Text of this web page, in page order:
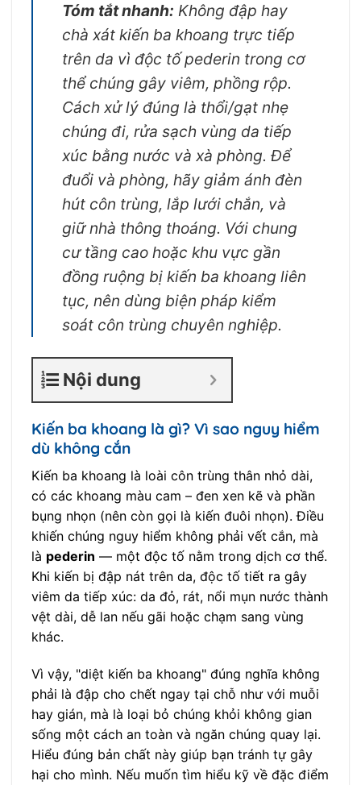
Tóm tắt nhanh: Không đập hay
chà xát kiến ba khoang trực tiếp
trên da vì độc tố pederin trong cơ
thể chúng gây viêm, phồng rộp.
Cách xử lý đúng là thổi/gạt nhẹ
chúng đi, rửa sạch vùng da tiếp
xúc bằng nước và xà phòng. Để
đuổi và phòng, hãy giảm ánh đèn
hút côn trùng, lắp lưới chắn, và
giữ nhà thông thoáng. Với chung
cư tầng cao hoặc khu vực gần
đồng ruộng bị kiến ba khoang liên
tục, nên dùng biện pháp kiểm
soát côn trùng chuyên nghiệp.
Nội dung
Kiến ba khoang là gì? Vì sao nguy hiểm
dù không cắn
Kiến ba khoang là loài côn trùng thân nhỏ dài,
có các khoang màu cam – đen xen kẽ và phần
bụng nhọn (nên còn gọi là kiến đuôi nhọn). Điều
khiến chúng nguy hiểm không phải vết cắn, mà
là pederin — một độc tố nằm trong dịch cơ thể.
Khi kiến bị đập nát trên da, độc tố tiết ra gây
viêm da tiếp xúc: da đỏ, rát, nổi mụn nước thành
vệt dài, dễ lan nếu gãi hoặc chạm sang vùng
khác.
Vì vậy, "diệt kiến ba khoang" đúng nghĩa không
phải là đập cho chết ngay tại chỗ như với muỗi
hay gián, mà là loại bỏ chúng khỏi không gian
sống một cách an toàn và ngăn chúng quay lại.
Hiểu đúng bản chất này giúp bạn tránh tự gây
hại cho mình. Nếu muốn tìm hiểu kỹ về đặc điểm